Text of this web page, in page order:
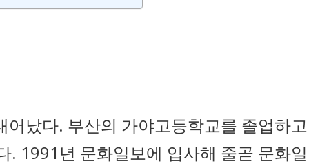
났다. 부산의 가야고등학교를 졸업하고
. 1991년 문화일보에 입사해 줄곧 문화일